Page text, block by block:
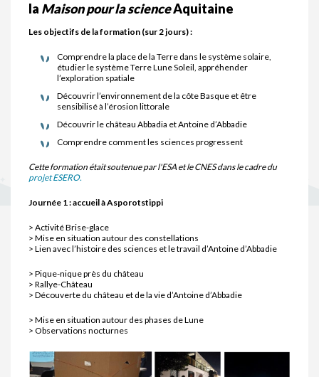
la Maison pour la scienceAquitaine
Les objectifs de la formation (sur 2 jours) :
Comprendre la place de la Terre dans le système solaire,
étudier le système Terre Lune Soleil, appréhender
l’exploration spatiale
Découvrir l’environnement de la côte Basque et être
sensibilisé à l’érosion littorale
Découvrir le château Abbadia et Antoine d’Abbadie
Comprendre comment les sciences progressent
Cette formation était soutenue par l'ESA et le CNES dans le cadre du
projet ESERO.
Journée 1 : accueil à Asporotstippi
> Activité Brise-glace
> Mise en situation autour des constellations
> Lien avec l’histoire des sciences et le travail d’Antoine d’Abbadie
> Pique-nique près du château
> Rallye-Château
> Découverte du château et de la vie d’Antoine d’Abbadie
> Mise en situation autour des phases de Lune
> Observations nocturnes